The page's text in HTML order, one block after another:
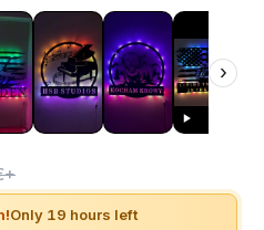
›
Only 19 hours left